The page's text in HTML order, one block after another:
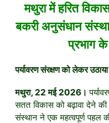
मथुरा में हरित
बकरी अनुसंधान
प्रभाग
पर्यावरण संरक्षण को लेकर
मथुरा, 22 मई 2026।
सतत विकास को बढ़ावा देने
संस्थान ने एक महत्वपूर्ण पहल